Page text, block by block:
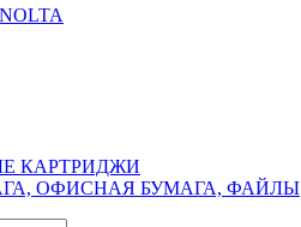
КАРТРИДЖИ
ОФИСНАЯ БУМАГА, ФАЙЛЫ